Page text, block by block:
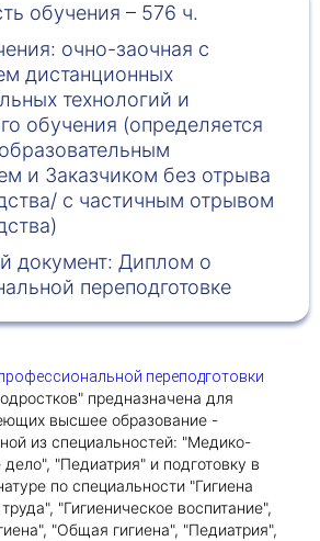
обучения – 576 ч.
очно-заочная с
дистанционных
технологий и
обучения (определяется
и Заказчиком без отрыва
с частичным отрывом
документ: Диплом о
переподготовке
переподготовки
предназначена для
высшее образование -
из специальностей: "Медико-
"Педиатрия" и подготовку в
по специальности "Гигиена
"Гигиеническое воспитание",
"Общая гигиена", "Педиатрия",
документы
консультацию
на обработку персональных
рассылку
документы
консультацию
консультацию